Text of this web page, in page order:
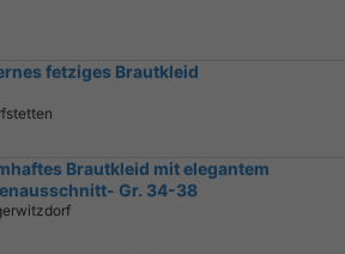
fetziges Brautkleid
Brautkleid mit elegantem
Gr. 34-38